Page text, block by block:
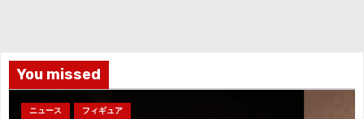
You missed
ニュース フィギュア